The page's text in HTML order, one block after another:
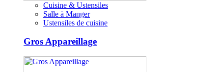
Cuisine & Ustensiles
Salle à Manger
Ustensiles de cuisine
Gros Appareillage